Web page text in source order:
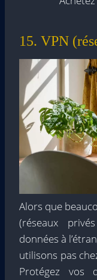
15. VPN
Alors que
(réseaux
données à
utilisons pas
Protégez vos